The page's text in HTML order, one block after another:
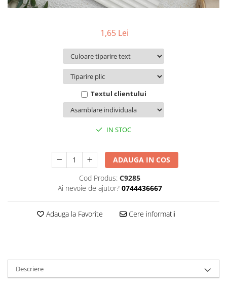
Pachete marturii
Cutii flori de hartie
Aranjamente tematice
2020 Craciun si Anul Nou
Toamna și Halloween
Buchete extravagante
1,65 Lei
Textul clientului
IN STOC
ADAUGA IN COS
Cod Produs: C9285
Ai nevoie de ajutor? 0744436667
Adauga la Favorite Cere informatii
Descriere